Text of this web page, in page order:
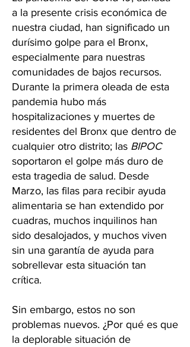
a la presente crisis económica de
nuestra ciudad, han significado un
durísimo golpe para el Bronx,
especialmente para nuestras
comunidades de bajos recursos.
Durante la primera oleada de esta
pandemia hubo más
hospitalizaciones y muertes de
residentes del Bronx que dentro de
cualquier otro distrito; las BIPOC
soportaron el golpe más duro de
esta tragedia de salud. Desde
Marzo, las filas para recibir ayuda
alimentaria se han extendido por
cuadras, muchos inquilinos han
sido desalojados, y muchos viven
sin una garantía de ayuda para
sobrellevar esta situación tan
crítica.
Sin embargo, estos no son
problemas nuevos. ¿Por qué es que
la deplorable situación de